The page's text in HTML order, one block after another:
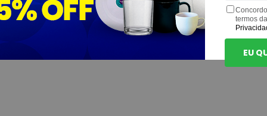
termos
EU